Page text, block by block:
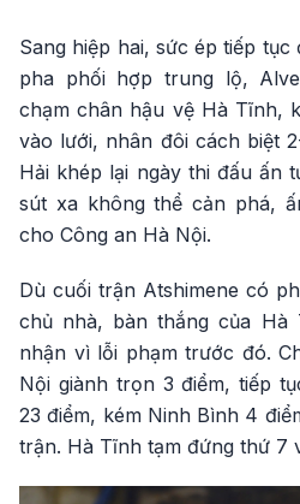
Sang hiệp hai, sức ép tiếp
pha phối hợp trung lộ,
chạm chân hậu vệ Hà Tĩnh,
vào lưới, nhân đôi cách biệt
Hải khép lại ngày thi đấu ấn
sút xa không thể cản phá,
cho Công an Hà Nội.
Dù cuối trận Atshimene có
chủ nhà, bàn thắng của Hà
nhận vì lỗi phạm trước đó.
Nội giành trọn 3 điểm, tiếp
23 điểm, kém Ninh Bình 4
trận. Hà Tĩnh tạm đứng thứ 7